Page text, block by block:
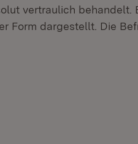
vertraulich behandelt.
Form dargestellt. Die